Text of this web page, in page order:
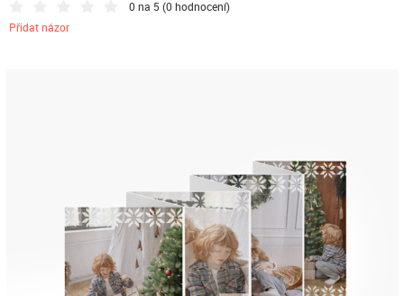
0 na 5 (0 hodnocení)
Přidat názor